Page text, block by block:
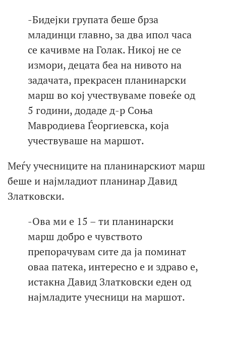
-Бидејки групата беше брза
младинци главно, за два ипол часа
се качивме на Голак. Никој не се
измори, децата беа на нивото на
задачата, прекрасен планинарски
марш во кој учествуваме повеќе од
5 години, додаде д-р Соња
Мавродиева Ѓеоргиевска, која
учествуваше на маршот.
Меѓу учесниците на планинарскиот марш
беше и најмладиот планинар Давид
Златковски.
-Ова ми е 15 – ти планинарски
марш добро е чувството
препорачувам сите да ја поминат
оваа патека, интересно е и здраво е,
истакна Давид Златковски еден од
најмладите учесници на маршот.